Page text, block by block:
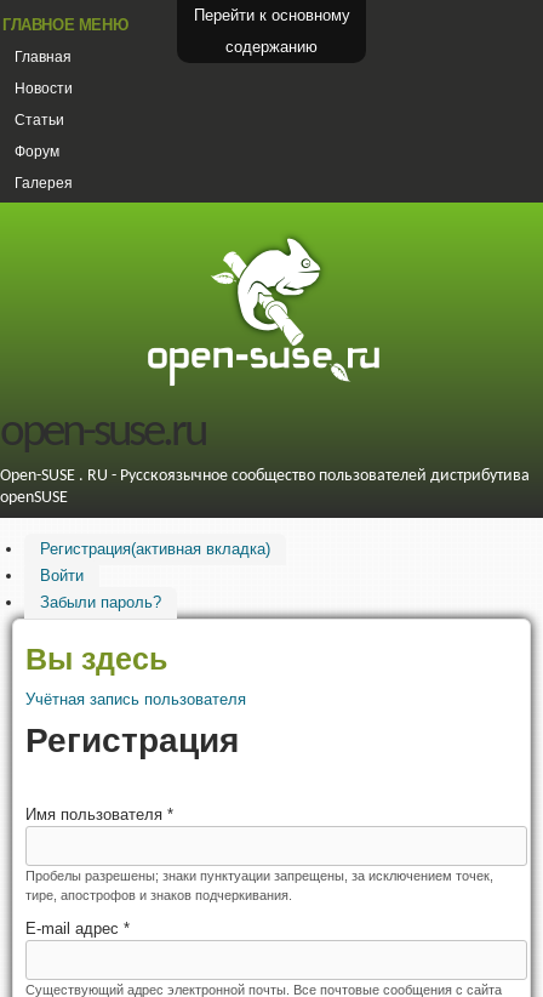
Перейти к основному
содержанию
ГЛАВНОЕ МЕНЮ
Главная
Новости
Статьи
Форум
Галерея
open-suse.ru
Open-SUSE . RU - Русскоязычное сообщество пользователей дистрибутива
openSUSE
Регистрация(активная вкладка)
Войти
Забыли пароль?
Вы здесь
Учётная запись пользователя
Регистрация
Имя пользователя *
Пробелы разрешены; знаки пунктуации запрещены, за исключением точек,
тире, апострофов и знаков подчеркивания.
E-mail адрес *
Существующий адрес электронной почты. Все почтовые сообщения с сайта